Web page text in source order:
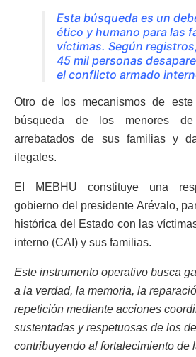
Esta búsqueda es un
ético y humano para las
víctimas. Según
45 mil personas
el conflicto armado
Otro de los mecanismos de
búsqueda de los menores
arrebatados de sus familias y
ilegales.
EI MEBHU constituye una
gobierno del presidente Arévalo,
histórica del Estado con las
interno (CAI) y sus familias.
Este instrumento operativo busca
a la verdad, la memoria, la
repetición mediante acciones
sustentadas y respetuosas de los
contribuyendo al fortalecimiento de